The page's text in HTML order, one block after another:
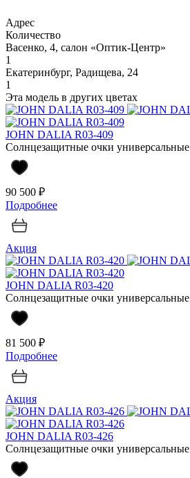
Адрес
Количество
Васенко, 4, салон «Оптик-Центр»
1
Екатеринбург, Радищева, 24
1
Эта модель в других цветах
JOHN DALIA R03-409
Солнцезащитные очки универсальные
90 500 ₽
Подробнее
Акция
JOHN DALIA R03-420
Солнцезащитные очки универсальные
81 500 ₽
Подробнее
Акция
JOHN DALIA R03-426
Солнцезащитные очки универсальные